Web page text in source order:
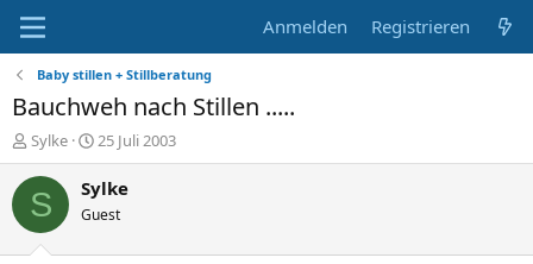
Anmelden Registrieren
Baby stillen + Stillberatung
Bauchweh nach Stillen .....
E
r
s
t
Sylke
E
r
s
t
e
25 Juli 2003
S Sylke
Guest